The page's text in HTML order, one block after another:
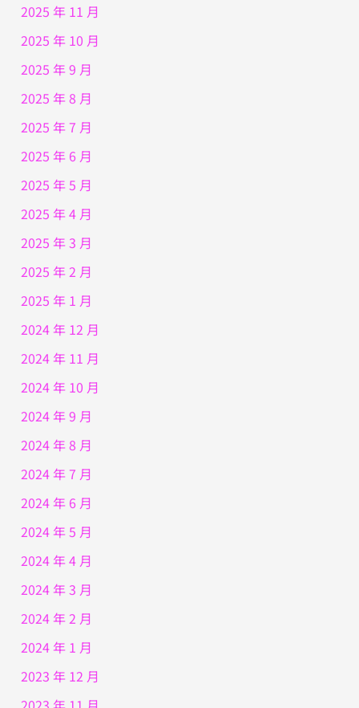
2025 年 11 月
2025 年 10 月
2025 年 9 月
2025 年 8 月
2025 年 7 月
2025 年 6 月
2025 年 5 月
2025 年 4 月
2025 年 3 月
2025 年 2 月
2025 年 1 月
2024 年 12 月
2024 年 11 月
2024 年 10 月
2024 年 9 月
2024 年 8 月
2024 年 7 月
2024 年 6 月
2024 年 5 月
2024 年 4 月
2024 年 3 月
2024 年 2 月
2024 年 1 月
2023 年 12 月